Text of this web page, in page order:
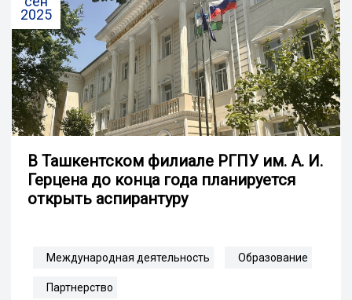
2025
В Ташкентском филиале РГПУ им. А. И.
Герцена до конца года планируется
открыть аспирантуру
Международная деятельность Образование
Партнерство